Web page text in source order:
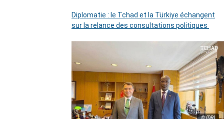
Diplomatie : le Tchad et la Türkiye échangent
sur la relance des consultations politiques
© (DR)